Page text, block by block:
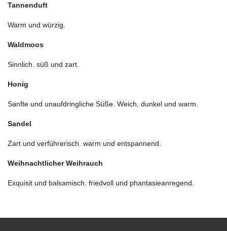
Tannenduft
Warm und würzig.
Waldmoos
Sinnlich. süß und zart.
Honig
Sanfte und unaufdringliche Süße. Weich, dunkel und warm.
Sandel
Zart und verführerisch. warm und entspannend.
Weihnachtlicher Weihrauch
Exquisit und balsamisch. friedvoll und phantasieanregend.